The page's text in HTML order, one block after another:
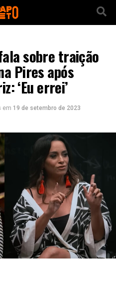
sobre traição
Pires após
‘Eu errei’
em 19 de setembro de 2023